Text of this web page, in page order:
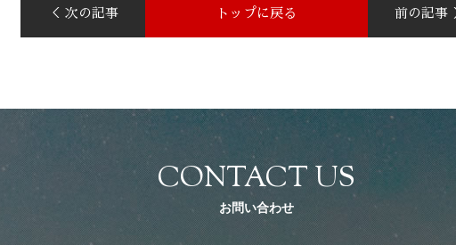
＜ 次の記事 トップに戻る 前の記事
CONTACT US
お問い合わせ